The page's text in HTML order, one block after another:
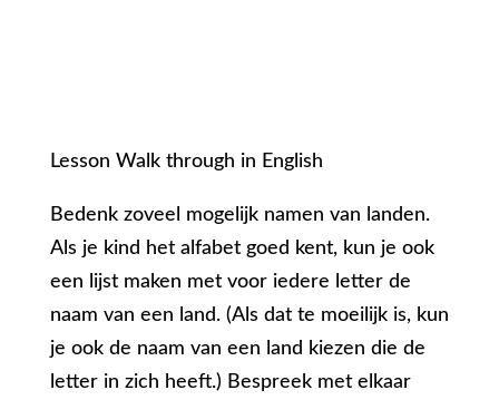
Lesson Walk through in English
Bedenk zoveel mogelijk namen van landen.
Als je kind het alfabet goed kent, kun je ook
een lijst maken met voor iedere letter de
naam van een land. (Als dat te moeilijk is, kun
je ook de naam van een land kiezen die de
letter in zich heeft.) Bespreek met elkaar